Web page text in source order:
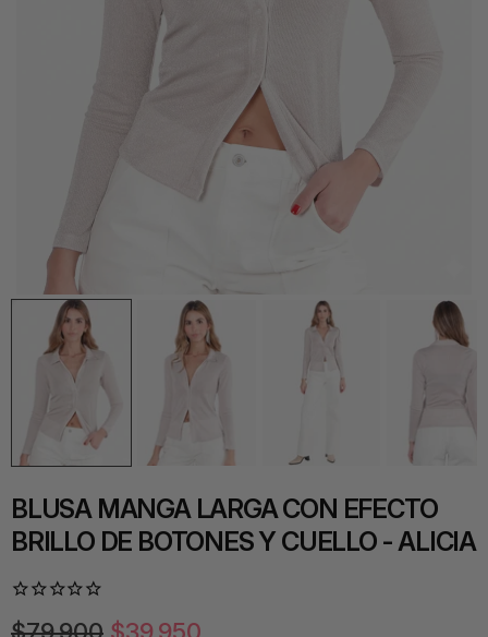
BLUSA MANGA LARGA CON EFECTO
BRILLO DE BOTONES Y CUELLO - ALICIA